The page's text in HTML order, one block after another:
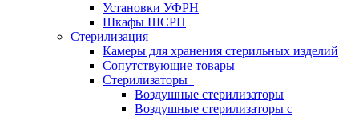
Установки УФРН
Шкафы ШСРН
Стерилизация
Камеры для хранения стерильных изделий
Сопутствующие товары
Стерилизаторы
Воздушные стерилизаторы
Воздушные стерилизаторы с